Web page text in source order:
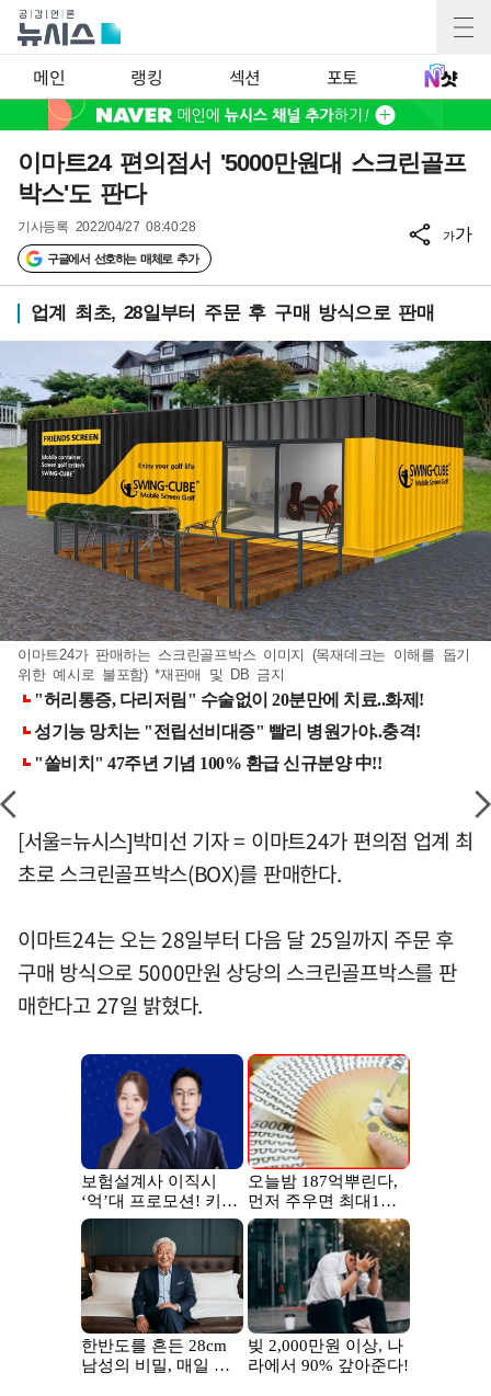
메인 랭킹 섹션 포토
이마트24 편의점서 '5000만원대 스크린골프
박스'도 판다
기사등록 2022/04/27 08:40:28
구글에서 선호하는 매체로 추가
가가
업계 최초, 28일부터 주문 후 구매 방식으로 판매
이마트24가 판매하는 스크린골프박스 이미지 (목재데크는 이해를 돕기
위한 예시로 불포함) *재판매 및 DB 금지
[서울=뉴시스]박미선 기자 = 이마트24가 편의점 업계 최
초로 스크린골프박스(BOX)를 판매한다.
이마트24는 오는 28일부터 다음 달 25일까지 주문 후
구매 방식으로 5000만원 상당의 스크린골프박스를 판
매한다고 27일 밝혔다.